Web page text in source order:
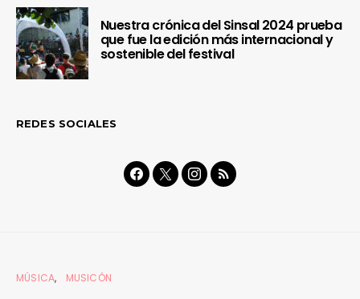
Nuestra crónica del Sinsal 2024 prueba
que fue la edición más internacional y
sostenible del festival
REDES SOCIALES
MÚSICA MUSICÓN